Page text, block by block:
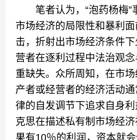
笔者认为，“泡药杨梅”
市场经济的局限性和暴利
击，折射出市场经济条件
营者在逐利过程中法治观
重缺失。众所周知，在市
产者或经营者的经济活动
律的自发调节下追求自身
克思在描述私有制市场经
果有10％的利润，资本就